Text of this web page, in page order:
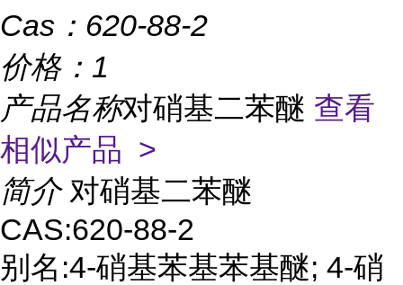
Cas： 620-88-2
价格： 1
产品名称对硝基二苯醚 查看
相似产品 >
简介 对硝基二苯醚
CAS:620-88-2
别名:4-硝基苯基苯基醚; 4-硝